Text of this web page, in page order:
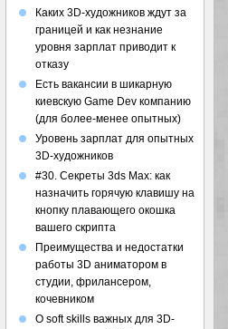
Каких 3D-художников ждут за
границей и как незнание
уровня зарплат приводит к
отказу
Есть вакансии в шикарную
киевскую Game Dev компанию
(для более-менее опытных)
Уровень зарплат для опытных
3D-художников
#30. Секреты 3ds Max: как
назначить горячую клавишу на
кнопку плавающего окошка
вашего скрипта
Преимущества и недостатки
работы 3D аниматором в
студии, фрилансером,
кочевником
О soft skills важных для 3D-